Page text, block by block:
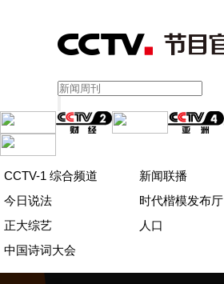
CCTV-1 综合频道 新闻联播
今日说法
时代楷模发布厅
正大综艺
人口
中国诗词大会